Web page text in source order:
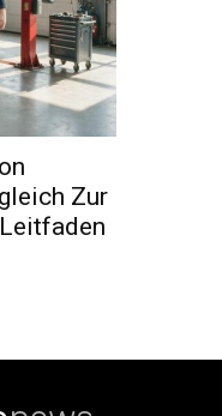
Zur